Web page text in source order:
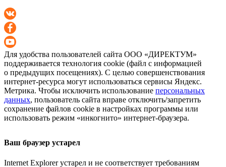
Для удобства пользователей сайта ООО «ДИРЕКТУМ»
поддерживается технология cookie (файл с информацией
о предыдущих посещениях). С целью совершенствования
интернет-ресурса могут использоваться сервисы Яндекс.
Метрика. Чтобы исключить использование персональных
данных, пользователь сайта вправе отключить/запретить
сохранение файлов cookie в настройках программы или
использовать режим «инкогнито» интернет-браузера.
Ваш браузер устарел
Internet Explorer устарел и не соответствует требованиям